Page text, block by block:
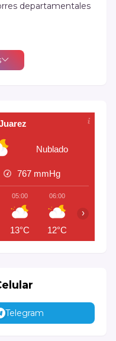
departamentales
Nublado
767 mmHg
05:00
13°C
06:00
12°C
›
Telegram